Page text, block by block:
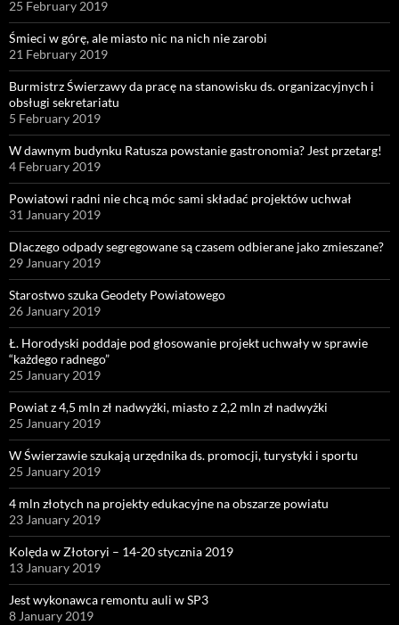
25 February 2019
Śmieci w górę, ale miasto nic na nich nie zarobi
21 February 2019
Burmistrz Świerzawy da pracę na stanowisku ds. organizacyjnych i
obsługi sekretariatu
5 February 2019
W dawnym budynku Ratusza powstanie gastronomia? Jest przetarg!
4 February 2019
Powiatowi radni nie chcą móc sami składać projektów uchwał
31 January 2019
Dlaczego odpady segregowane są czasem odbierane jako zmieszane?
29 January 2019
Starostwo szuka Geodety Powiatowego
26 January 2019
Ł. Horodyski poddaje pod głosowanie projekt uchwały w sprawie
“każdego radnego”
25 January 2019
Powiat z 4,5 mln zł nadwyżki, miasto z 2,2 mln zł nadwyżki
25 January 2019
W Świerzawie szukają urzędnika ds. promocji, turystyki i sportu
25 January 2019
4 mln złotych na projekty edukacyjne na obszarze powiatu
23 January 2019
Kolęda w Złotoryi – 14-20 stycznia 2019
13 January 2019
Jest wykonawca remontu auli w SP3
8 January 2019